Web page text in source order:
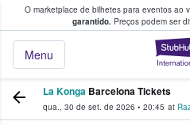
O marketplace de bilhetes para eventos ao
garantido.Preços podem ser
Menu
fãs compram e
La Konga Barcelona Tickets
qua., 30 de set. de 2026 • 20:45 at